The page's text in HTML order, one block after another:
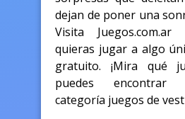
dejan de poner una
Visita
quieras jugar a algo
gratuito. ¡Mira qué
puedes encontrar
categoría juegos de